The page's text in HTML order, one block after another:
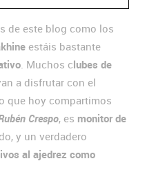
de este blog como los
estáis bastante
. Muchos clubes de
a disfrutar con el
que hoy compartimos
Crespo, es monitor de
y un verdadero
al ajedrez como